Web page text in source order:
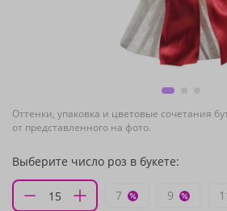
Оттенки, упаковка и цветовые сочетания
от представленного на фото.
Выберите число роз в букете:
7 9